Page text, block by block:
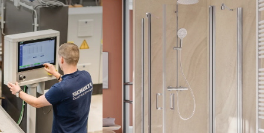
Service, kurz OMS. Dabei handelt es
Bauleitern und Beratern, die solche
sich von der Planung über die
Glasverarbeitung schafft eine
Sondermaß-Duschlösungen.